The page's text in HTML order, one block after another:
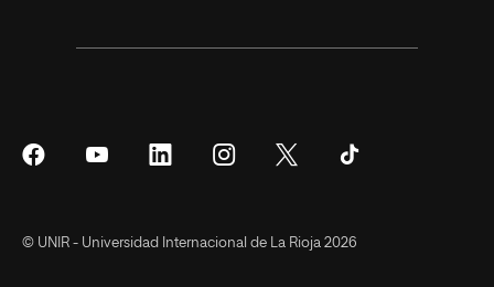
SíguenosSíguenos
SíguenosSíguenos Síguenos
© UNIR - Universidad Internacional de La Rioja 2026